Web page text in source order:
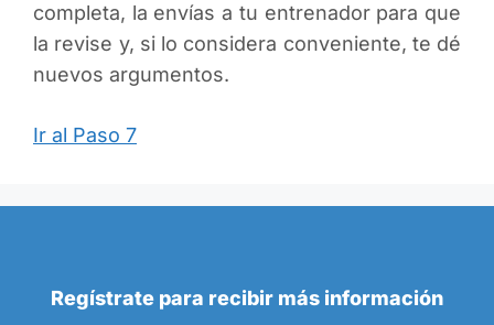
completa, la envías a tu entrenador para que
la revise y, si lo considera conveniente, te dé
nuevos argumentos.
Ir al Paso 7
Regístrate para recibir más información